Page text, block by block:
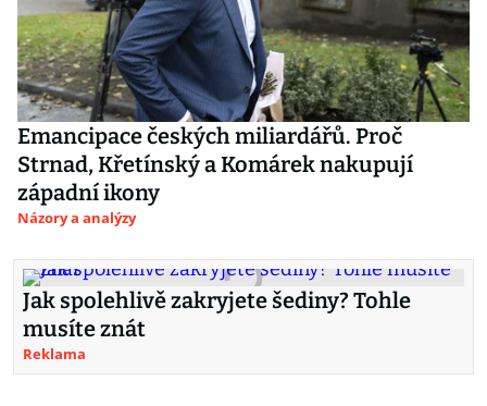
Emancipace českých miliardářů. Proč
Strnad, Křetínský a Komárek nakupují
západní ikony
Názory a analýzy
Jak spolehlivě zakryjete šediny? Tohle
musíte znát
Reklama